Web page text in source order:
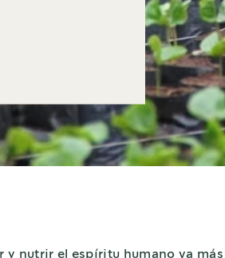
y nutrir el espíritu humano va